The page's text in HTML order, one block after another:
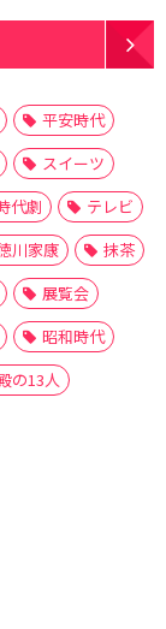
平安時代
スイーツ
代劇
テレビ
川家康
抹茶
展覧会
昭和時代
の13人